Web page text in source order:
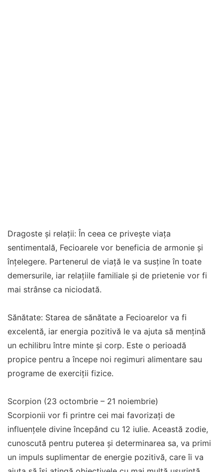
Dragoste și relații: În ceea ce privește viața
sentimentală, Fecioarele vor beneficia de armonie și
înțelegere. Partenerul de viață le va susține în toate
demersurile, iar relațiile familiale și de prietenie vor fi
mai strânse ca niciodată.
Sănătate: Starea de sănătate a Fecioarelor va fi
excelentă, iar energia pozitivă le va ajuta să mențină
un echilibru între minte și corp. Este o perioadă
propice pentru a începe noi regimuri alimentare sau
programe de exerciții fizice.
Scorpion (23 octombrie – 21 noiembrie)
Scorpionii vor fi printre cei mai favorizați de
influențele divine începând cu 12 iulie. Această zodie,
cunoscută pentru puterea și determinarea sa, va primi
un impuls suplimentar de energie pozitivă, care îi va